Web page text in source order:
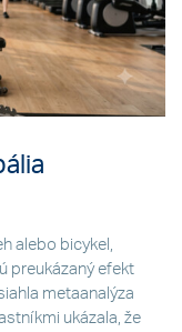
alebo bicykel,
preukázaný efekt
metaanalýza
ukázala, že